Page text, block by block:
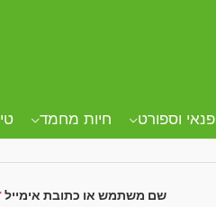
פנאי וספורט חיות מחמד
שם משתמש או כתובת אימייל